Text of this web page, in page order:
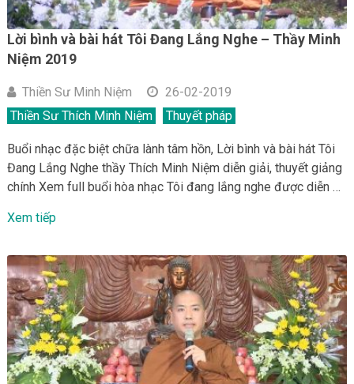
Lời bình và bài hát Tôi Đang Lắng Nghe – Thầy Minh
Niệm 2019
Thiền Sư Minh Niệm
26-02-2019
Thiền Sư Thích Minh Niệm
Thuyết pháp
Buổi nhạc đặc biệt chữa lành tâm hồn, Lời bình và bài hát Tôi
Đang Lắng Nghe thầy Thích Minh Niệm diễn giải, thuyết giảng
chính Xem full buổi hòa nhạc Tôi đang lắng nghe được diễn …
Xem tiếp